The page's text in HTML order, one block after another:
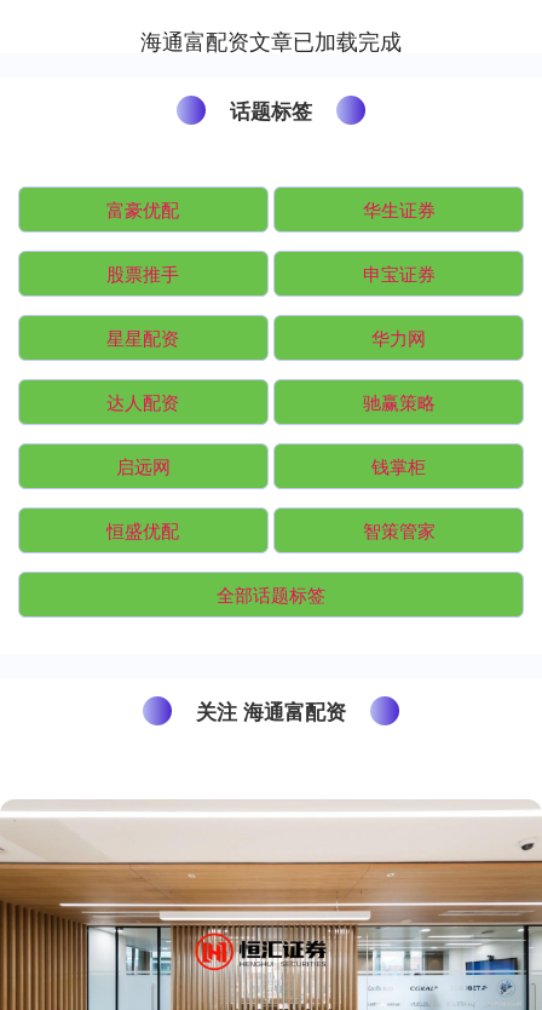
海通富配资文章已加载完成
话题标签
富豪优配 华生证券
股票推手 申宝证券
星星配资 华力网
达人配资 驰赢策略
启远网 钱掌柜
恒盛优配 智策管家
全部话题标签
关注 海通富配资